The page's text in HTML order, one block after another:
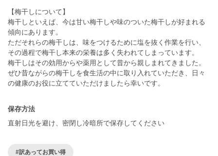
【梅干しについて】
梅干しといえば、今は甘い梅干しや味のついた梅干しが好まれる
傾向にあります。
ただそれらの梅干しは、味をつけるために塩を抜く作業を行い、
その過程で梅干し本来の栄養は多く失われてしまっています。
梅干しはその効用からや薬用として昔から親しまれてきました。
ぜひ昔ながらの梅干しを食生活の中に取り入れていただき、日々
の健康のお役に立てていただけましたら幸いです。
保存方法
直射日光を避け、密閉し冷暗所で保存してください
#訳あってお買い得